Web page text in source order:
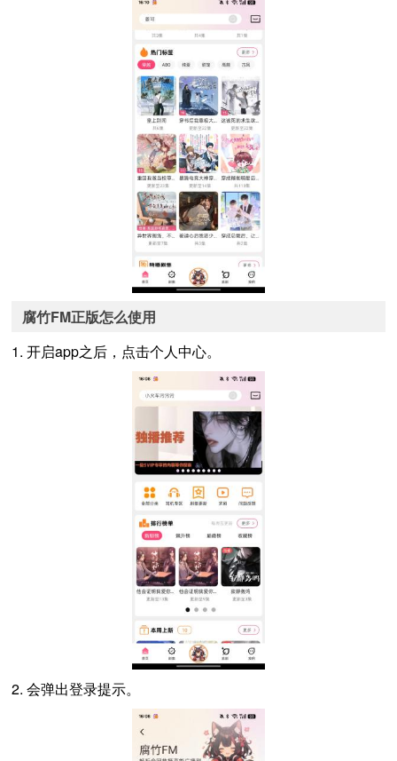
腐竹FM正版怎么使用
1. 开启app之后，点击个人中心。
2. 会弹出登录提示。